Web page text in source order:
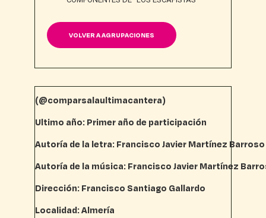
VOLVER A AGRUPACIONES
(@comparsalaultimacantera)
Ultimo año: Primer año de participación
Autoría de la letra: Francisco Javier Martínez Barroso
Autoría de la música: Francisco Javier Martínez
Dirección: Francisco Santiago Gallardo
Localidad: Almería